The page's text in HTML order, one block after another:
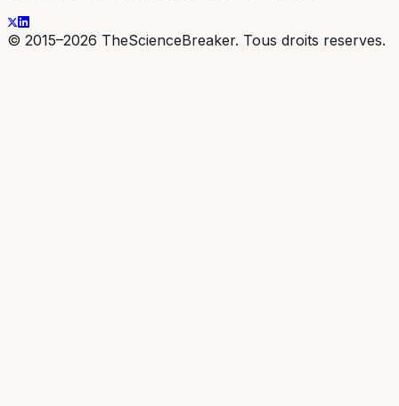
© 2015–2026 TheScienceBreaker. Tous droits reserves.